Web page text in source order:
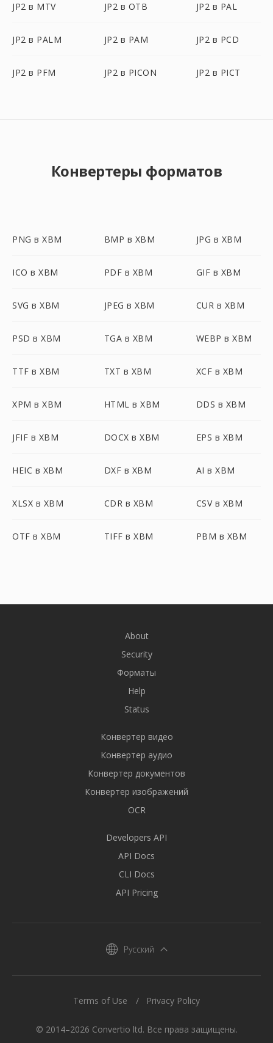
JP2 в MTV JP2 в OTB JP2 в PAL
JP2 в PALM JP2 в PAM JP2 в PCD
JP2 в PFM JP2 в PICON JP2 в PICT
Конвертеры форматов
PNG в XBM BMP в XBM JPG в XBM
ICO в XBM PDF в XBM GIF в XBM
SVG в XBM JPEG в XBM CUR в XBM
PSD в XBM TGA в XBM WEBP в XBM
TTF в XBM TXT в XBM XCF в XBM
XPM в XBM HTML в XBM DDS в XBM
JFIF в XBM DOCX в XBM EPS в XBM
HEIC в XBM DXF в XBM AI в XBM
XLSX в XBM CDR в XBM CSV в XBM
OTF в XBM TIFF в XBM PBM в XBM
About
Security
Форматы
Help
Status
Конвертер видео
Конвертер аудио
Конвертер документов
Конвертер изображений
OCR
Developers API
API Docs
CLI Docs
API Pricing
Русский
© 2014–2026 Convertio ltd. Все права защищены.
Terms of Use Privacy Policy